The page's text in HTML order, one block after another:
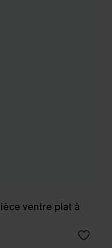
ventre plat à